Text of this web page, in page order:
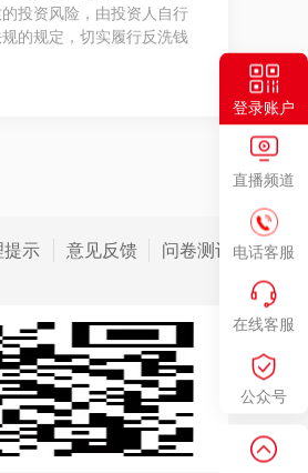
登录账户
直播频道
电话客服
在线客服
公众号
投资风险，由投资人自行
的规定，切实履行反洗钱
提示 意见反馈 问卷测评